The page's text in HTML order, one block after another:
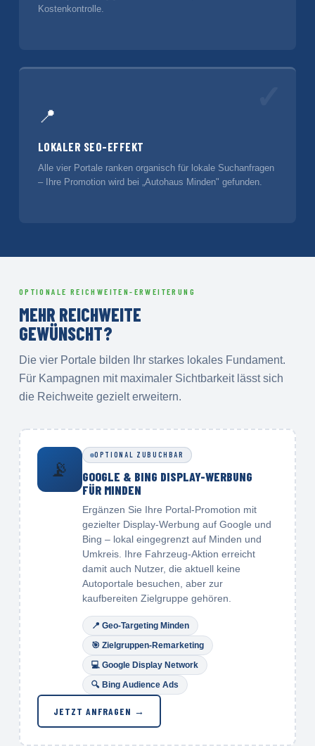
Kostenkontrolle.
📍
LOKALER SEO-EFFEKT
Alle vier Portale ranken organisch für lokale Suchanfragen
– Ihre Promotion wird bei „Autohaus Minden" gefunden.
OPTIONALE REICHWEITEN-ERWEITERUNG
MEHR REICHWEITE
GEWÜNSCHT?
Die vier Portale bilden Ihr starkes lokales Fundament.
Für Kampagnen mit maximaler Sichtbarkeit lässt sich
die Reichweite gezielt erweitern.
📡
OPTIONAL ZUBUCHBAR
GOOGLE & BING DISPLAY-WERBUNG
FÜR MINDEN
Ergänzen Sie Ihre Portal-Promotion mit
gezielter Display-Werbung auf Google und
Bing – lokal eingegrenzt auf Minden und
Umkreis. Ihre Fahrzeug-Aktion erreicht
damit auch Nutzer, die aktuell keine
Autoportale besuchen, aber zur
kaufbereiten Zielgruppe gehören.
📍 Geo-Targeting Minden
🎯 Zielgruppen-Remarketing
💻 Google Display Network
🔍Bing Audience Ads
JETZT ANFRAGEN →